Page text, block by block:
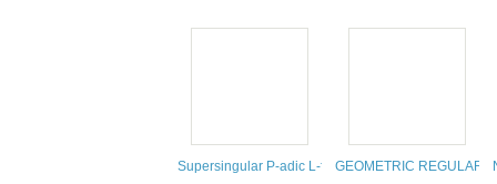
Supersingular P-adic L-functions, Maass-Shimura
GEOMETRIC REGULAR